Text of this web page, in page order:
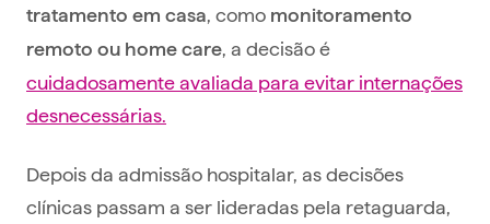
tratamento em casa, como monitoramento
remoto ou home care, a decisão é
cuidadosamente avaliada para evitar internações
desnecessárias.
Depois da admissão hospitalar, as decisões
clínicas passam a ser lideradas pela retaguarda,